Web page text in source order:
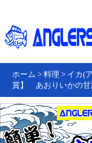
ホーム > 料理 > イカ(
賞】 あおりいかの甘